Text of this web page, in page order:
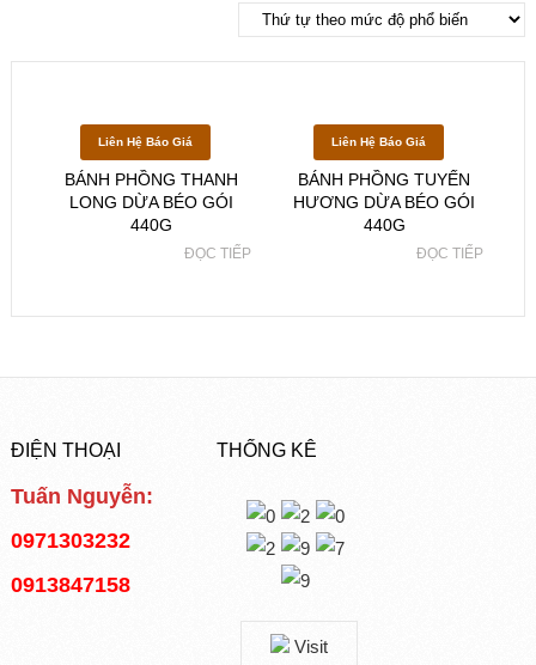
Liên Hệ Báo Giá
BÁNH PHỒNG THANH
LONG DỪA BÉO GÓI
440G
ĐỌC TIẾP
Liên Hệ Báo Giá
BÁNH PHỒNG TUYẾN
HƯƠNG DỪA BÉO GÓI
440G
ĐỌC TIẾP
ĐIỆN THOẠI
Tuấn Nguyễn:
0971303232
0913847158
THỐNG KÊ
Visit